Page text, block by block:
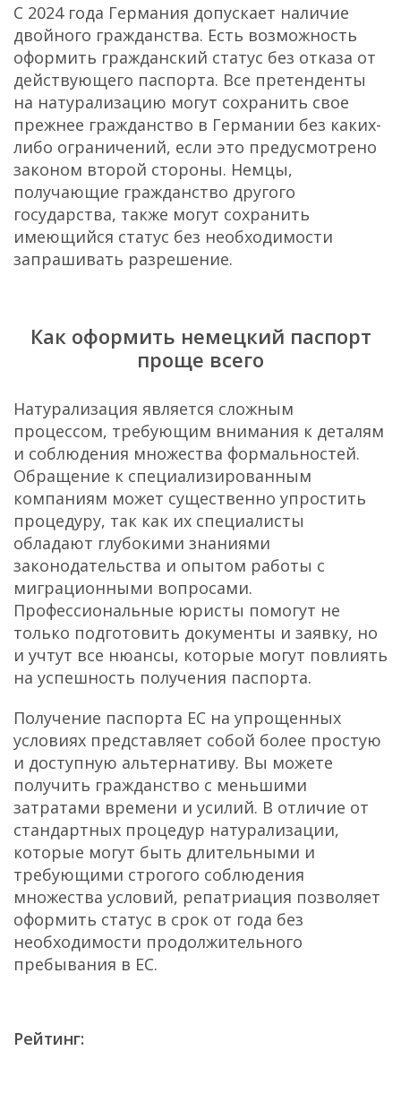
С 2024 года Германия допускает наличие
двойного гражданства. Есть возможность
оформить гражданский статус без отказа от
действующего паспорта. Все претенденты
на натурализацию могут сохранить свое
прежнее гражданство в Германии без каких-
либо ограничений, если это предусмотрено
законом второй стороны. Немцы,
получающие гражданство другого
государства, также могут сохранить
имеющийся статус без необходимости
запрашивать разрешение.
Как оформить немецкий паспорт
проще всего
Натурализация является сложным
процессом, требующим внимания к деталям
и соблюдения множества формальностей.
Обращение к специализированным
компаниям может существенно упростить
процедуру, так как их специалисты
обладают глубокими знаниями
законодательства и опытом работы с
миграционными вопросами.
Профессиональные юристы помогут не
только подготовить документы и заявку, но
и учтут все нюансы, которые могут повлиять
на успешность получения паспорта.
Получение паспорта ЕС на упрощенных
условиях представляет собой более простую
и доступную альтернативу. Вы можете
получить гражданство с меньшими
затратами времени и усилий. В отличие от
стандартных процедур натурализации,
которые могут быть длительными и
требующими строгого соблюдения
множества условий, репатриация позволяет
оформить статус в срок от года без
необходимости продолжительного
пребывания в ЕС.
Рейтинг: